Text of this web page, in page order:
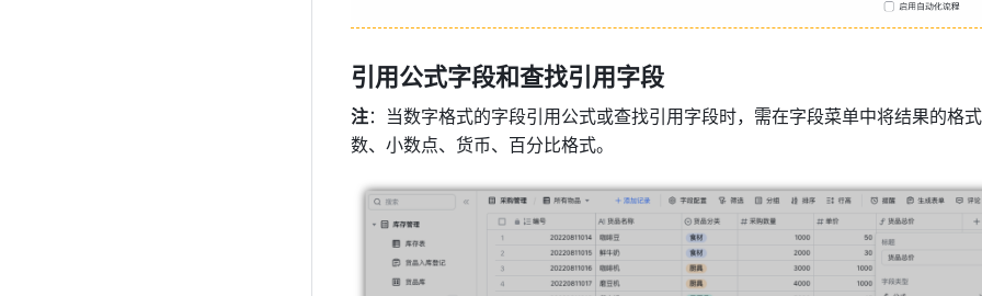
引用公式字段和查找引用字段
注：当数字格式的字段引用公式或查找引用字段时，需在字段菜单中将结果的格
数、小数点、货币、百分比格式。